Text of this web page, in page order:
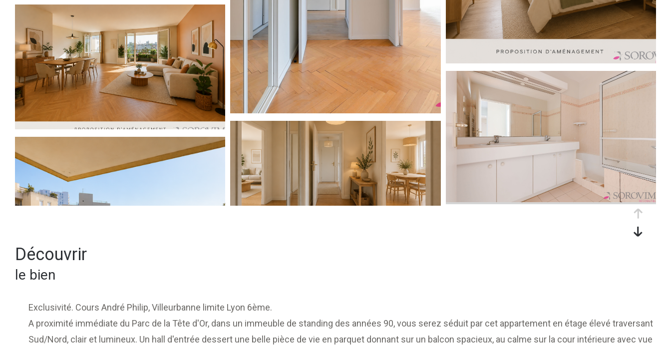
découvrir
le bien
Exclusivité. Cours André Philip, Villeurbanne limite Lyon 6ème.
A proximité immédiate du Parc de la Tête d'Or, dans un immeuble de standing des années 90, vous serez séduit par cet appartement en étage élevé traversant
Sud/Nord, clair et lumineux. Un hall d'entrée dessert une belle pièce de vie en parquet donnant sur un balcon spacieux, au calme sur la cour intérieure avec vue